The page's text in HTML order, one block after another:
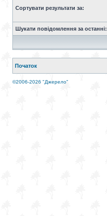
Сортувати результати за:
Шукати повідомлення за останні:
Початок
©2006-2026 "Джерело"